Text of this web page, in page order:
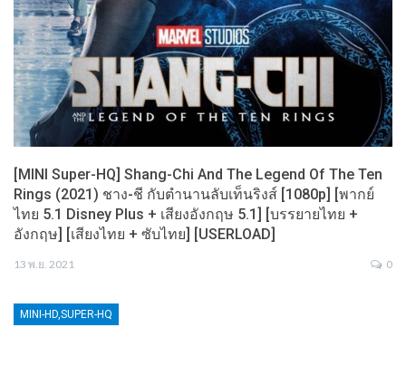
[MINI Super-HQ] Shang-Chi And The Legend Of The Ten
Rings (2021) ชาง-ชี กับตำนานลับเท็นริงส์ [1080p] [พากย์
ไทย 5.1 Disney Plus + เสียงอังกฤษ 5.1] [บรรยายไทย +
อังกฤษ] [เสียงไทย + ซับไทย] [USERLOAD]
13 พ.ย. 2021 0
MINI-HD,SUPER-HQ